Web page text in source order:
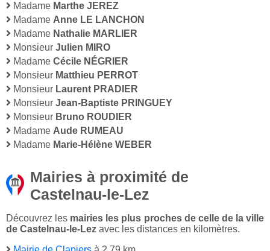
Madame Marthe JEREZ
Madame Anne LE LANCHON
Madame Nathalie MARLIER
Monsieur Julien MIRO
Madame Cécile NÉGRIER
Monsieur Matthieu PERROT
Monsieur Laurent PRADIER
Monsieur Jean-Baptiste PRINGUEY
Monsieur Bruno ROUDIER
Madame Aude RUMEAU
Madame Marie-Hélène WEBER
Mairies à proximité de
Castelnau-le-Lez
Découvrez les mairies les plus proches de celle de la ville
de Castelnau-le-Lez avec les distances en kilomètres.